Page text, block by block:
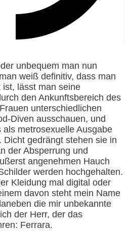
weiß definitiv, dass man
lässt man seine
den Ankunftsbereich des
unterschiedlichen
Diven ausschauen, und
metrosexuelle Ausgabe
gedrängt stehen sie in
der Absperrung und
angenehmen Hauch
werden hochgehalten.
Kleidung mal digital oder
davon steht mein Name
die mir unbekannte
der Herr, der das
Ferrara.